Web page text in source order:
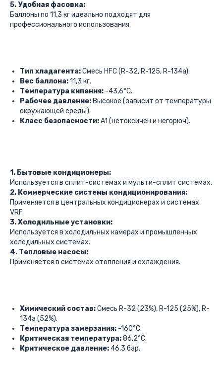
5. Удобная фасовка:
Баллоны по 11,3 кг идеально подходят для
профессионального использования.
Тип хладагента:Смесь HFC (R-32, R-125, R-134a).
Вес баллона:11,3 кг.
Температура кипения: -43,6°C.
Рабочее давление: Высокое (зависит от температуры
окружающей среды).
Класс безопасности:A1 (нетоксичен и негорюч).
1. Бытовые кондиционеры:
Используется в сплит-системах и мульти-сплит системах.
2. Коммерческие системы кондиционирования:
Применяется в центральных кондиционерах и системах
VRF.
3. Холодильные установки:
Используется в холодильных камерах и промышленных
холодильных системах.
4. Тепловые насосы:
Применяется в системах отопления и охлаждения.
Химический состав:Смесь R-32 (23%), R-125 (25%), R-
134a (52%).
Температура замерзания: -160°C.
Критическая температура:86,2°C.
Критическое давление: 46,3 бар.